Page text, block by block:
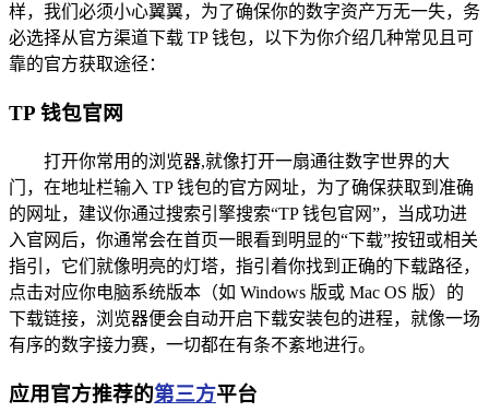
样，我们必须小心翼翼，为了确保你的数字资产万无一失，务
必选择从官方渠道下载 TP 钱包，以下为你介绍几种常见且可
靠的官方获取途径：
TP 钱包官网
打开你常用的浏览器,就像打开一扇通往数字世界的大
门，在地址栏输入 TP 钱包的官方网址，为了确保获取到准确
的网址，建议你通过搜索引擎搜索“TP 钱包官网”，当成功进
入官网后，你通常会在首页一眼看到明显的“下载”按钮或相关
指引，它们就像明亮的灯塔，指引着你找到正确的下载路径，
点击对应你电脑系统版本（如 Windows 版或 Mac OS 版）的
下载链接，浏览器便会自动开启下载安装包的进程，就像一场
有序的数字接力赛，一切都在有条不紊地进行。
应用官方推荐的第三方平台